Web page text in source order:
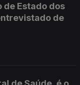
de Estado dos
de